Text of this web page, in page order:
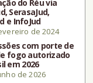
do Réu via
SerasaJud,
e InfoJud
de 2024
com porte de
fogo autorizado
em 2026
de 2026